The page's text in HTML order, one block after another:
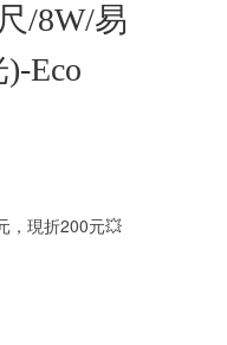
/8W/易
Eco
，現折200元💥